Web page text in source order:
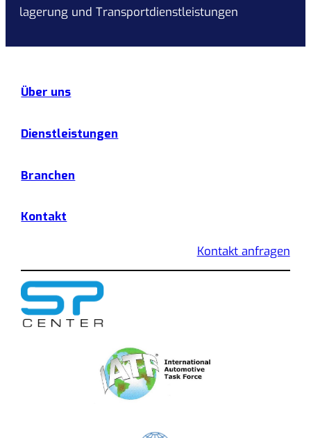
lagerung und Transportdienstleistungen
Über uns
Dienstleistungen
Branchen
Kontakt
Kontakt anfragen